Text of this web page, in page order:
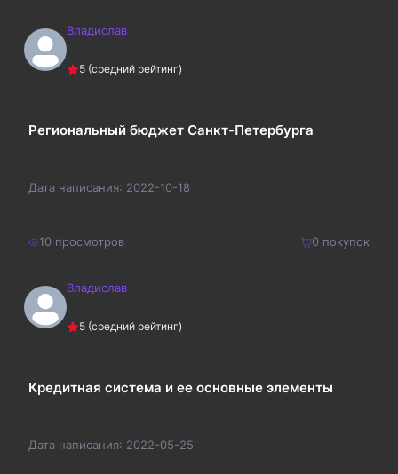
200 ₽Владислав
5 (средний рейтинг)
Региональный бюджет Санкт-Петербурга
Дата написания: 2022-10-18
10 просмотров 0покупок
500 ₽Владислав
5 (средний рейтинг)
Кредитная система и ее основные элементы
Дата написания: 2022-05-25